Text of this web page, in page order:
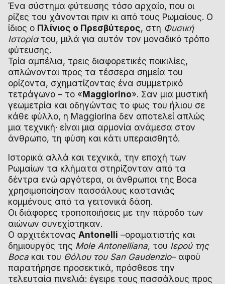
Ένα σύστημα φύτευσης τόσο αρχαίο, που οι
ρίζες του χάνονται πριν κι από τους Ρωμαίους. Ο
ίδιος ο Πλίνιος ο Πρεσβύτερος, στη Φυσική
Ιστορίατου, μιλά για αυτόν τον μοναδικό τρόπο
φύτευσης.
Τρία αμπέλια, τρεις διαφορετικές ποικιλίες,
απλώνονται προς τα τέσσερα σημεία του
ορίζοντα, σχηματίζοντας ένα συμμετρικό
τετράγωνο – το «Maggiorino». Σαν μια μυστική
γεωμετρία και οδηγώντας το φως του ήλιου σε
κάθε φύλλο, η Maggiorina δεν αποτελεί απλώς
μια τεχνική· είναι μια αρμονία ανάμεσα στον
άνθρωπο, τη φύση και κάτι υπεραισθητό.
Ιστορικά αλλά και τεχνικά, την εποχή των
Ρωμαίων τα κλήματα στηρίζονταν από τα
δέντρα ενώ αργότερα, οι άνθρωποι της Boca
χρησιμοποίησαν πασσάλους καστανιάς
κομμένους από τα γειτονικά δάση.
Οι διάφορες τροποποιήσεις με την πάροδο των
αιώνων συνεχίστηκαν.
Ο αρχιτέκτονας Antonelli –οραματιστής και
δημιουργός της Mole Antonelliana, του Ιερού της
Boca και του Θόλου του San Gaudenzio– αφού
παρατήρησε προσεκτικά, πρόσθεσε την
τελευταία πινελιά: έγειρε τους πασσάλους προς